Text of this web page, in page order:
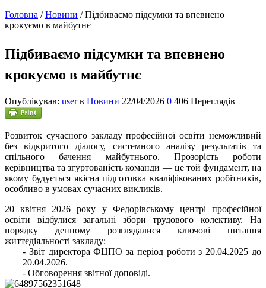
Головна /Новини /Підбиваємо підсумки та впевнено
крокуємо в майбутнє
Підбиваємо підсумки та впевнено
крокуємо в майбутнє
Опублікував: userв Новини 22/04/2026 0 406 Переглядів
Розвиток сучасного закладу професійної освіти неможливий
без відкритого діалогу, системного аналізу результатів та
спільного бачення майбутнього. Прозорість роботи
керівництва та згуртованість команди — це той фундамент, на
якому будується якісна підготовка кваліфікованих робітників,
особливо в умовах сучасних викликів.
20 квітня 2026 року у Федорівському центрі професійної
освіти відбулися загальні збори трудового колективу. На
порядку денному розглядалися ключові питання
життєдіяльності закладу:
- Звіт директора ФЦПО за період роботи з 20.04.2025 до
20.04.2026.
- Обговорення звітної доповіді.